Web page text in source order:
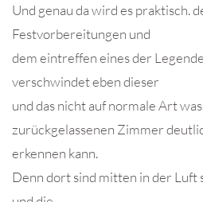
Und genau da wird es praktisch.
Festvorbereitungen und
dem eintreffen eines der
verschwindet eben dieser
und das nicht auf normale Art
zurückgelassenen Zimmer
erkennen kann.
Denn dort sind mitten in der Luft